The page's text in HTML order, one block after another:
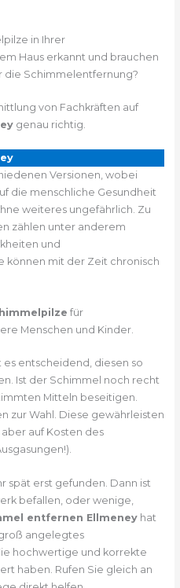
in Ihrer
Haus erkannt und brauchen
die Schimmelentfernung?
von Fachkräften auf
genau richtig.
Versionen, wobei
die menschliche Gesundheit
weiteres ungefährlich. Zu
zählen unter anderem
und
können mit der Zeit chronisch
für
Menschen und Kinder.
es entscheidend, diesen so
Ist der Schimmel noch recht
Mitteln beseitigen.
zur Wahl. Diese gewährleisten
auf Kosten des
spät erst gefunden. Dann ist
befallen, oder wenige,
entfernen Ellmeneyhat
angelegtes
hochwertige und korrekte
haben. Rufen Sie gleich an